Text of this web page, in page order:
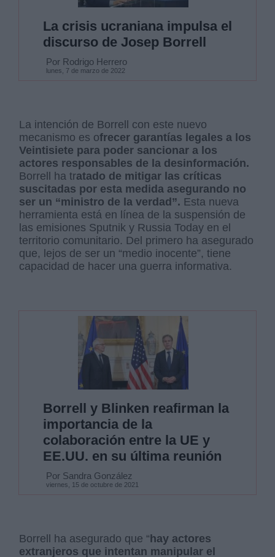
La crisis ucraniana impulsa el
discurso de Josep Borrell
Por Rodrigo Herrero
lunes, 7 de marzo de 2022
La intención de Borrell con este nuevo
mecanismo es ofrecer garantías legales a los
Veintisiete para poder sancionar a los
actores responsables de la desinformación.
Borrell ha tratado de mitigar las críticas
suscitadas por esta medida asegurando no
ser un “ministro de la verdad”. Esta nueva
herramienta está en línea de la suspensión de
las emisiones Sputnik y Russia Today en el
territorio comunitario. Del primero ha asegurado
que, lejos de ser un “medio inocente”, tiene
capacidad de hacer una guerra informativa.
Borrell y Blinken reafirman la
importancia de la
colaboración entre la UE y
EE.UU. en su última reunión
Por Sandra González
viernes, 15 de octubre de 2021
Borrell ha asegurado que “hay actores
extranjeros que intentan manipular el